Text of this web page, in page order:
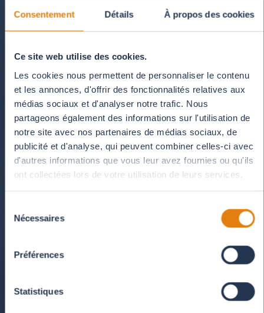
Consentement Détails À propos des cookies
Ce site web utilise des cookies.
Les cookies nous permettent de personnaliser le contenu
et les annonces, d'offrir des fonctionnalités relatives aux
médias sociaux et d'analyser notre trafic. Nous
partageons également des informations sur l'utilisation de
notre site avec nos partenaires de médias sociaux, de
publicité et d'analyse, qui peuvent combiner celles-ci avec
d'autres informations que vous leur avez fournies ou qu'ils
ont collectées lors de votre utilisation de leurs services.
Nécessaires
Préférences
Statistiques